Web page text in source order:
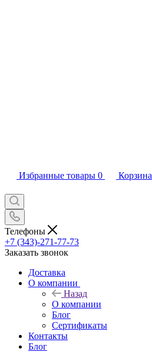
Избранные товары 0 Корзина
Телефоны
+7 (343)-271-77-73
Заказать звонок
Доставка
О компании
Назад
О компании
Блог
Сертификаты
Контакты
Блог